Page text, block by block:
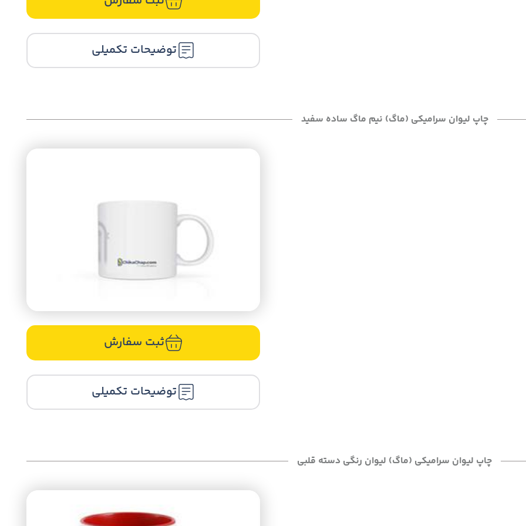
توضیحات تکمیلی
چاپ لیوان سرامیکی (ماگ) نیم ماگ ساده سفید
ثبت سفارش
توضیحات تکمیلی
چاپ لیوان سرامیکی (ماگ) لیوان رنگی دسته قلبی